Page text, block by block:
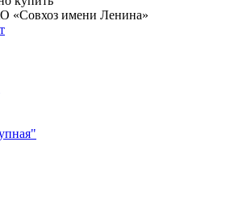
«Совхоз имени Ленина»